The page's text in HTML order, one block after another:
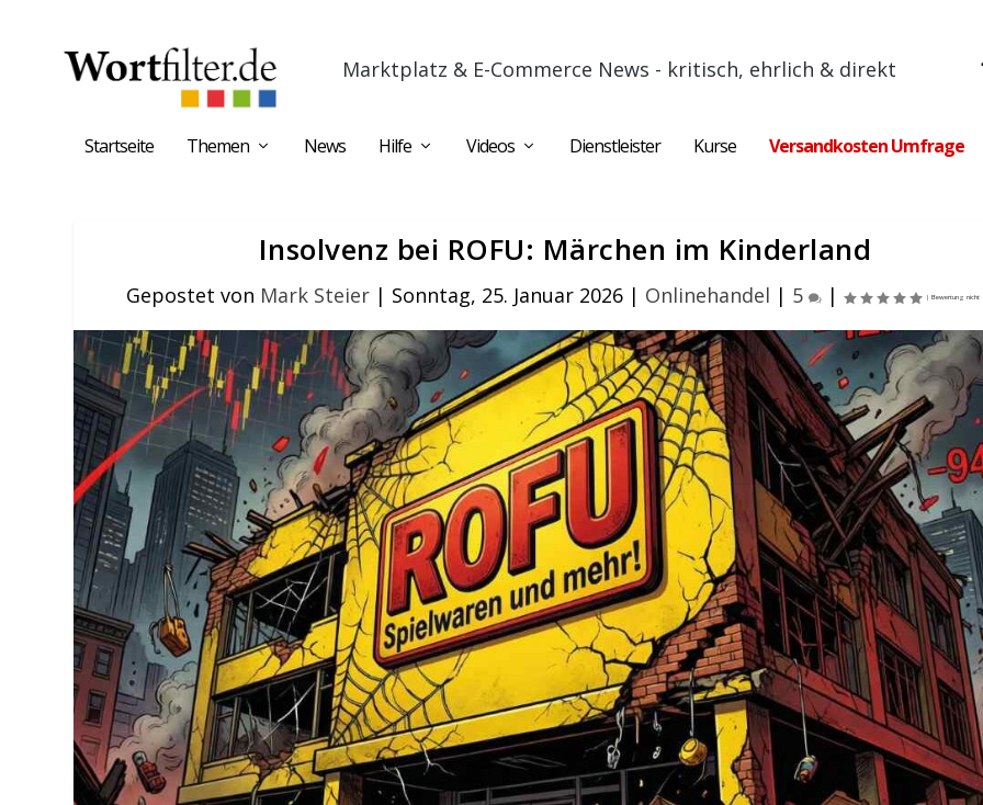
Marktplatz & E-Commerce News - kritisch, ehrlich & direkt
Startseite Themen News Hilfe Videos Dienstleister Kurse Versandkosten Umfrage
Insolvenz bei ROFU: Märchen im Kinderland
Gepostet von Mark Steier| Sonntag, 25. Januar 2026| Onlinehandel | 5 |